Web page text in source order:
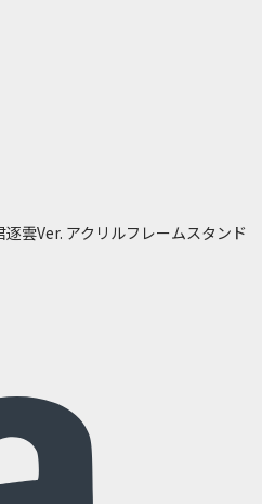
逐雲Ver. アクリルフレームスタンド